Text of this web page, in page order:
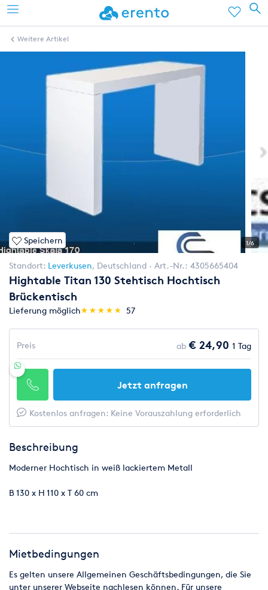
Weitere Artikel
Speichern 1/6
Standort: Leverkusen, Deutschland Art.-Nr.: 4305665404
Hightable Titan 130 Stehtisch Hochtisch
Brückentisch
Lieferung möglich(*)
★
★
(*)★
★
(*) ★
★
(*) ★
★
(*) ★
★ 57
Preis ab € 24,90 1 Tag
Jetzt anfragen
Kostenlos anfragen: Keine Vorauszahlung erforderlich
Beschreibung
Moderner Hochtisch in weiß lackiertem Metall
B 130 x H 110 x T 60 cm
Mietbedingungen
Es gelten unsere Allgemeinen Geschäftsbedingungen, die Sie
unter unserer Webseite nachlesen können. Für unsere